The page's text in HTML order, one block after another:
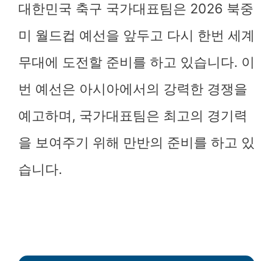
대한민국 축구 국가대표팀은 2026 북중
미 월드컵 예선을 앞두고 다시 한번 세계
무대에 도전할 준비를 하고 있습니다. 이
번 예선은 아시아에서의 강력한 경쟁을
예고하며, 국가대표팀은 최고의 경기력
을 보여주기 위해 만반의 준비를 하고 있
습니다.